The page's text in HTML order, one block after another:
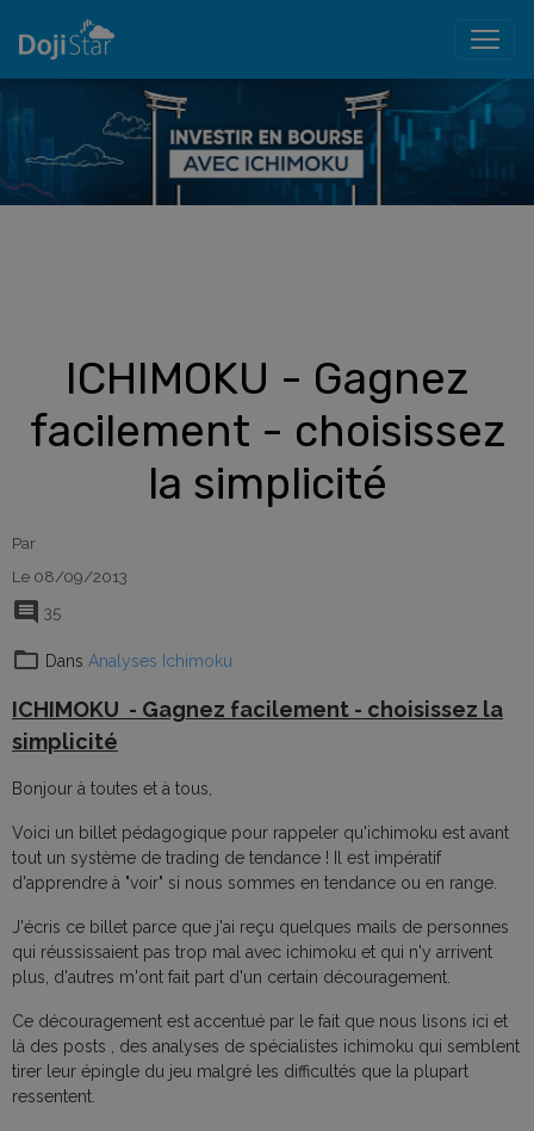
ICHIMOKU - Gagnez
facilement - choisissez
la simplicité
Par
Le 08/09/2013
35
Dans Analyses Ichimoku
ICHIMOKU - Gagnez facilement - choisissez la
simplicité
Bonjour à toutes et à tous,
Voici un billet pédagogique pour rappeler qu'ichimoku est avant
tout un système de trading de tendance ! Il est impératif
d'apprendre à "voir" si nous sommes en tendance ou en range.
J'écris ce billet parce que j'ai reçu quelques mails de personnes
qui réussissaient pas trop mal avec ichimoku et qui n'y arrivent
plus, d'autres m'ont fait part d'un certain découragement.
Ce découragement est accentué par le fait que nous lisons ici et
là des posts , des analyses de spécialistes ichimoku qui semblent
tirer leur épingle du jeu malgré les difficultés que la plupart
ressentent.